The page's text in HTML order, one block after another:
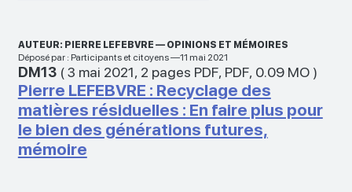
AUTEUR: PIERRE LEFEBVRE — OPINIONS ET MÉMOIRES
Déposé par : Participants et citoyens —11 mai 2021
DM13(3 mai 2021, 2 pages PDF, PDF, 0.09 MO)
Pierre LEFEBVRE : Recyclage des
matières résiduelles : En faire plus pour
le bien des générations futures,
mémoire